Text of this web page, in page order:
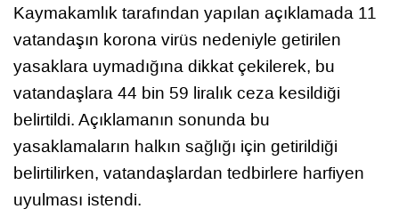
Kaymakamlık tarafından yapılan açıklamada 11
vatandaşın korona virüs nedeniyle getirilen
yasaklara uymadığına dikkat çekilerek, bu
vatandaşlara 44 bin 59 liralık ceza kesildiği
belirtildi. Açıklamanın sonunda bu
yasaklamaların halkın sağlığı için getirildiği
belirtilirken, vatandaşlardan tedbirlere harfiyen
uyulması istendi.